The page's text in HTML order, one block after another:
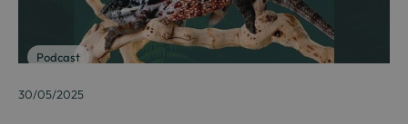
Podcast
30/05/2025